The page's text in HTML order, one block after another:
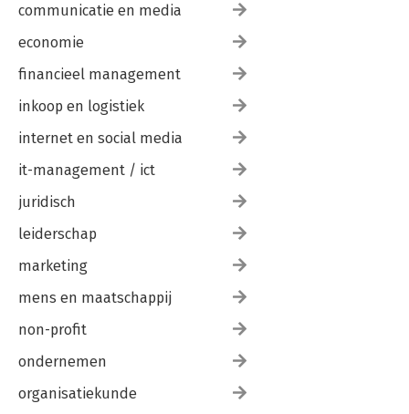
communicatie en media
economie
financieel management
inkoop en logistiek
internet en social media
it-management / ict
juridisch
leiderschap
marketing
mens en maatschappij
non-profit
ondernemen
organisatiekunde